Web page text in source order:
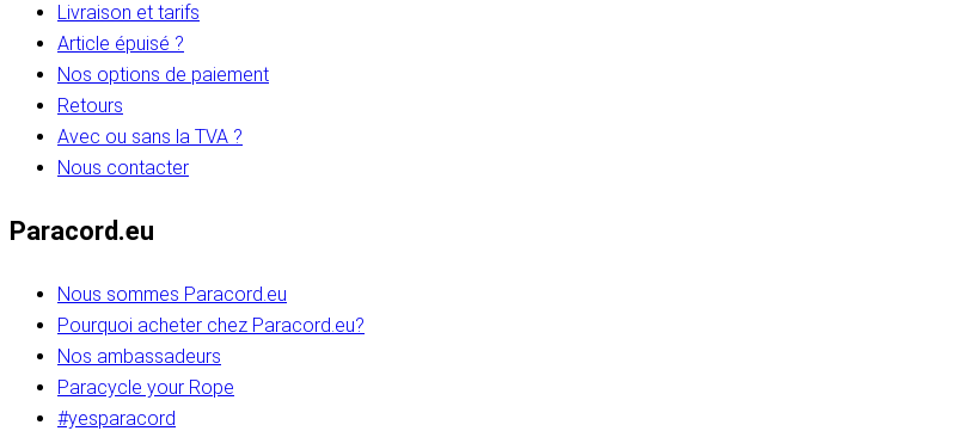
Livraison et tarifs
Article épuisé ?
Nos options de paiement
Retours
Avec ou sans la TVA ?
Nous contacter
Paracord.eu
Nous sommes Paracord.eu
Pourquoi acheter chez Paracord.eu?
Nos ambassadeurs
Paracycle your Rope
#yesparacord